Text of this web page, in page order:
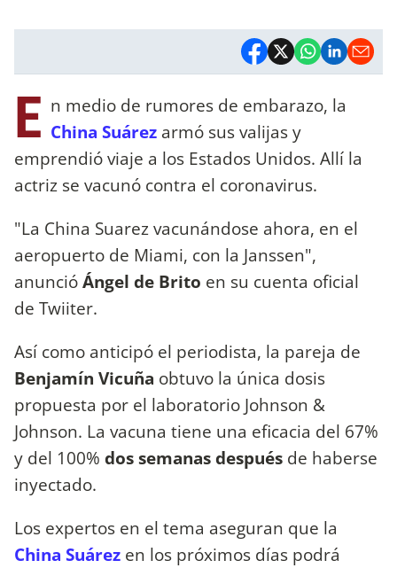
E n medio de rumores de embarazo, la
China Suárez armó sus valijas y
emprendió viaje a los Estados Unidos. Allí la
actriz se vacunó contra el coronavirus.
"La China Suarez vacunándose ahora, en el
aeropuerto de Miami, con la Janssen",
anuncióÁngel de Brito en su cuenta oficial
de Twiiter.
Así como anticipó el periodista, la pareja de
Benjamín Vicuña obtuvo la única dosis
propuesta por el laboratorio Johnson &
Johnson. La vacuna tiene una eficacia del 67%
y del 100% dos semanas después de haberse
inyectado.
Los expertos en el tema aseguran que la
China Suárez en los próximos días podrá